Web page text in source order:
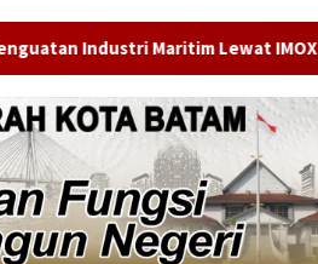
Lewat IMOX 2026